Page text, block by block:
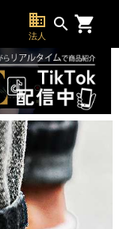
business
法人
search